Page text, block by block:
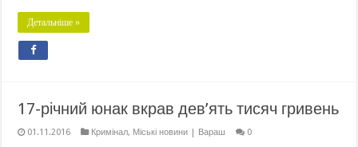
Детальніше »
17-річний юнак вкрав дев’ять тисяч гривень
01.11.2016 Кримінал, Міські новини | Вараш 0